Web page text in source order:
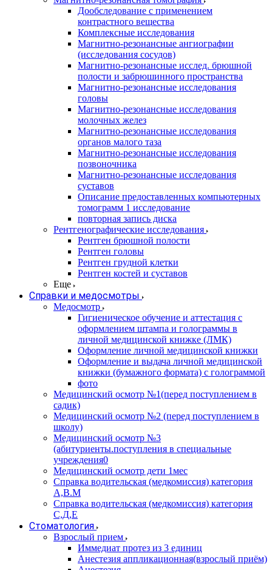
Дообследование с применением
контрастного вещества
Комплексные исследования
Магнитно-резонансные ангиографии
(исследования сосудов)
Магнитно-резонансные исслед. брюшной
полости и забрюшинного пространства
Магнитно-резонансные исследования
головы
Магнитно-резонансные исследования
молочных желез
Магнитно-резонансные исследования
органов малого таза
Магнитно-резонансные исследования
позвоночника
Магнитно-резонансные исследования
суставов
Описание предоставленных компьютерных
томограмм 1 исследование
повторная запись диска
Рентгенографические исследования
Рентген брюшной полости
Рентген головы
Рентген грудной клетки
Рентген костей и суставов
Еще
Справки и медосмотры
Медосмотр
Гигиеническое обучение и аттестация с
оформлением штампа и голограммы в
личной медицинской книжке (ЛМК)
Оформление личной медицинской книжки
Оформление и выдача личной медицинской
книжки (бумажного формата) с голограммой
фото
Медицинский осмотр №1(перед поступлением в
садик)
Медицинский осмотр №2 (перед поступлением в
школу)
Медицинский осмотр №3
(абитуриенты.поступления в специальные
учреждения0
Медицинский осмотр дети 1мес
Справка водительская (медкомиссия) категория
А,В.М
Справка водительская (медкомиссия) категория
С,Д,Е
Стоматология
Взрослый прием
Иммедиат протез из 3 единиц
Анестезия аппликационная(взрослый приём)